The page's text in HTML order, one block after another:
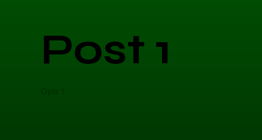
Post 1
Opis 1